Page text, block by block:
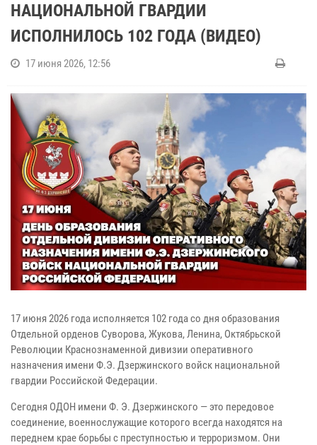
НАЦИОНАЛЬНОЙ ГВАРДИИ
ИСПОЛНИЛОСЬ 102 ГОДА (ВИДЕО)
17 июня 2026, 12:56
17 июня 2026 года исполняется 102 года со дня образования
Отдельной орденов Суворова, Жукова, Ленина, Октябрьской
Революции Краснознаменной дивизии оперативного
назначения имени Ф.Э. Дзержинского войск национальной
гвардии Российской Федерации.
Сегодня ОДОН имени Ф. Э. Дзержинского — это передовое
соединение, военнослужащие которого всегда находятся на
переднем крае борьбы с преступностью и терроризмом. Они